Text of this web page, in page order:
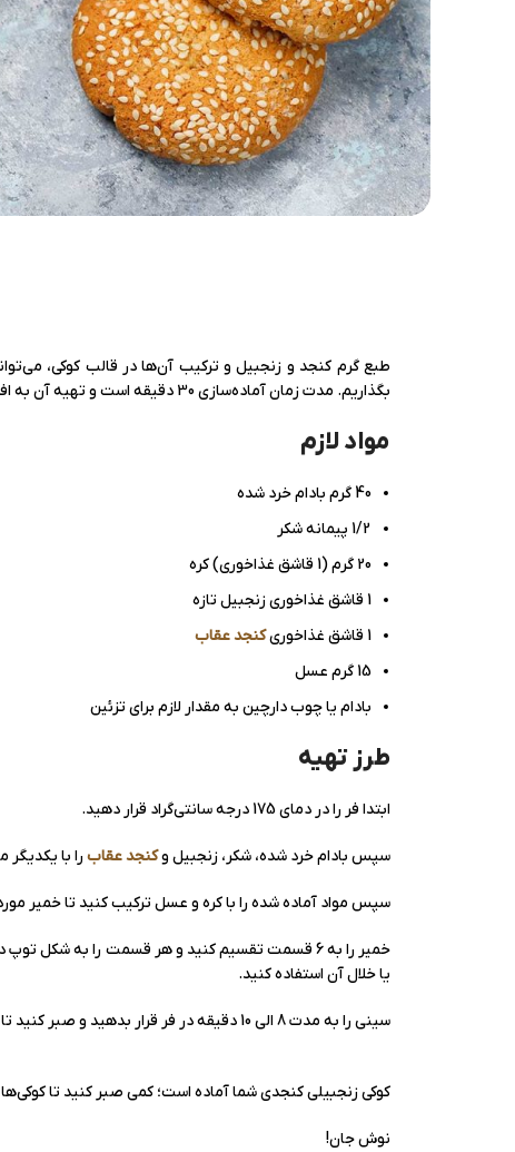
طبع گرم کنجد و زنجبیل و ترکیب آن‌ها در قالب کوکی،
بگذاریم. مدت زمان آماده‌سازی 30 دقیقه است و تهیه آن به افرادی که مزاج و طبع سرد دارند، توصیه می‌شود.
مواد لازم
40 گرم بادام خرد شده
20 گرم (1 قاشق غذاخوری) کره
1 قاشق غذاخوری زنجبیل تازه
1 قاشق غذاخوری
کنجد عقاب
15 گرم عسل
بادام یا چوب دارچین به مقدار لازم برای تزئین
طرز تهیه
ابتدا فر را در دمای 175 درجه سانتی‌گراد قرار دهید.
سپس بادام خرد شده، شکر، زنجبیل وکنجد عقاب را با
سپس مواد آماده شده را با کره و عسل ترکیب کنید تا خمیر
خمیر را به 6 قسمت تقسیم کنید و هر قسمت را به
یا خلال آن استفاده کنید.
سینی را به مدت 8 الی 10 دقیقه در فر قرار بدهید و صبر کنید تا کوکی‌ها طلایی رنگ شوند.
کوکی زنجبیلی کنجدی شما آماده است؛ کمی صبر کنید تا
نوش جان!